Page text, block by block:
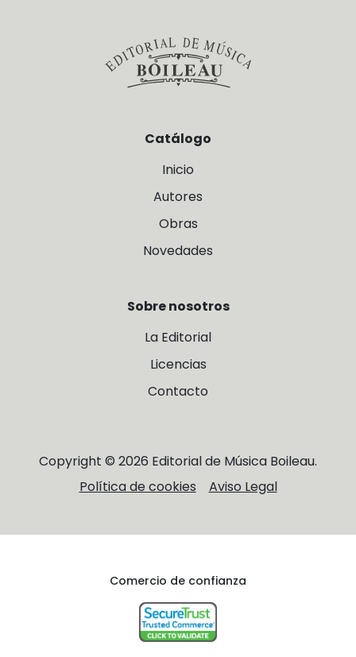
Catálogo
Inicio
Autores
Obras
Novedades
Sobre nosotros
La Editorial
Licencias
Contacto
Copyright © 2026 Editorial de Música Boileau.
Política de cookies
Aviso Legal
Comercio de confianza